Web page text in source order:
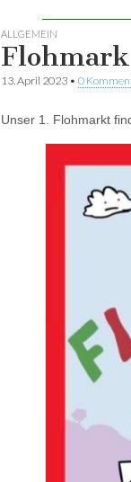
ALLGEMEIN
13. April 2023 • 0
Unser 1. Flohmarkt